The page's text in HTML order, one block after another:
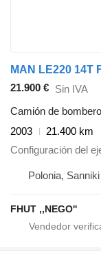
MAN LE220 14T
21.900 € Sin IVA
Camión de
2003
21.400 km
Configuración del
Polonia, Sanniki
FHUT ,,NEGO''